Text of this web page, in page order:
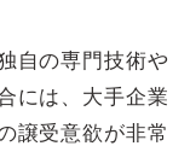
自の専門技術や
には、大手企業
譲受意欲が非常